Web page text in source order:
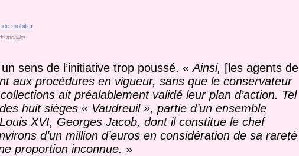
mobilier
sens de l’initiative trop poussé. «Ainsi, [les agents de
aux procédures en vigueur, sans que le conservateur
ait préalablement validé leur plan d’action. Tel
huit sièges « Vaudreuil », partie d’un ensemble
XVI, Georges Jacob, dont il constitue le chef
d’un million d’euros en considération de sa rareté
proportion inconnue. »